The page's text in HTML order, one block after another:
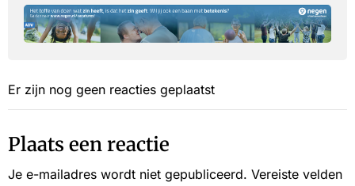
Er zijn nog geen reacties geplaatst
Plaats een reactie
Je e-mailadres wordt niet gepubliceerd. Vereiste velden